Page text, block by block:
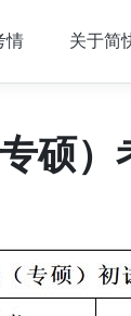
情 关于简
硕